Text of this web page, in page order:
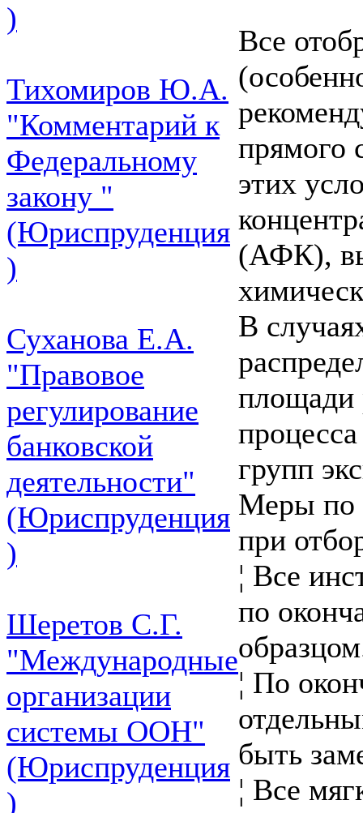
)
Тихомиров Ю.А.
"Комментарий к
Федеральному
закону "
(Юриспруденция
)
Суханова Е.А.
"Правовое
регулирование
банковской
деятельности"
(Юриспруденция
)
Шеретов С.Г.
"Международные
организации
системы ООН"
(Юриспруденция
)
Все
прямого
этих
(АФК),
В
площади
групп
Меры по
при
¦ Все
по
¦ По
быть
¦ Все